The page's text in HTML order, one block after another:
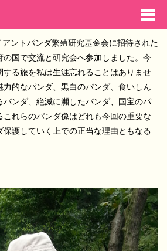
ントパンダ繁殖研究基金会に招待された
国で交流と研究会へ参加しました。今
る旅を私は生涯忘れることはありませ
的なパンダ、黒白のパンダ、食いしん
ンダ、絶滅に瀕したパンダ、国宝のパ
れらのパンダ像はどれも今回の重要な
護していく上での正当な理由ともなる